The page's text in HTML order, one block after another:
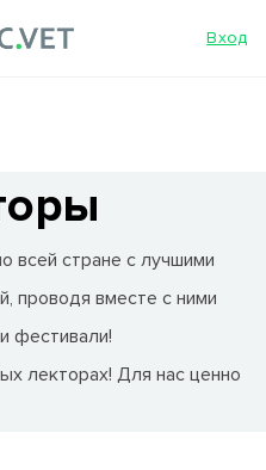
Вход
всей стране с лучшими
проводя вместе с ними
фестивали!
лекторах! Для нас ценно